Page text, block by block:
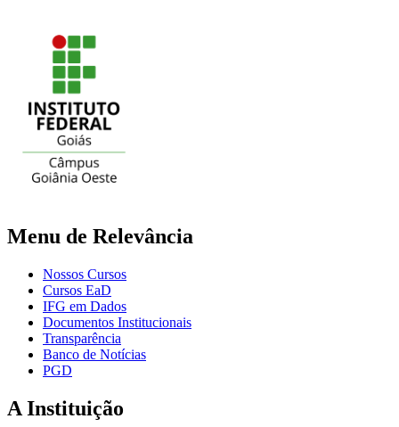
Menu de Relevância
Nossos Cursos
Cursos EaD
IFG em Dados
Documentos Institucionais
Transparência
Banco de Notícias
PGD
A Instituição